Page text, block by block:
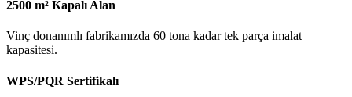
2500 m² Kapalı Alan
Vinç donanımlı fabrikamızda 60 tona kadar tek parça imalat
kapasitesi.
WPS/PQR Sertifikalı